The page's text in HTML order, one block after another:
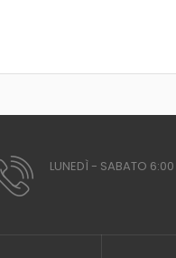
LUNEDÌ - SABATO